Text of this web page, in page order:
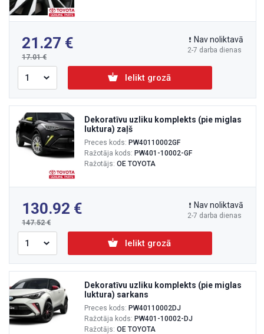
21.27
17.01
2-7 darba dienas
Nav noliktavā
Ielikt grozā
Dekoratīvu uzliku komplekts (pie miglas
luktura) zaļš
Preces kods: PW40110002GF
Ražotāja kods: PW401-10002-GF
Ražotājs: OE TOYOTA
130.92
147.52
2-7 darba dienas
Nav noliktavā
Ielikt grozā
Dekoratīvu uzliku komplekts (pie miglas
luktura) sarkans
Preces kods: PW40110002DJ
Ražotāja kods: PW401-10002-DJ
Ražotājs: OE TOYOTA